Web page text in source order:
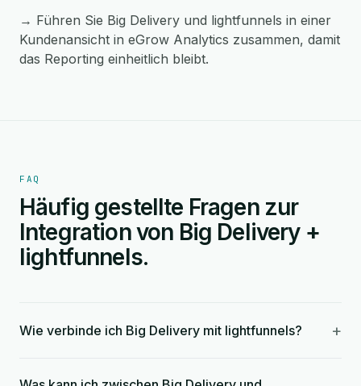
→ Führen Sie Big Delivery und lightfunnels in einer
Kundenansicht in eGrow Analytics zusammen, damit
das Reporting einheitlich bleibt.
FAQ
Häufig gestellte Fragen zur
Integration von Big Delivery +
lightfunnels.
Wie verbinde ich Big Delivery mit lightfunnels? +